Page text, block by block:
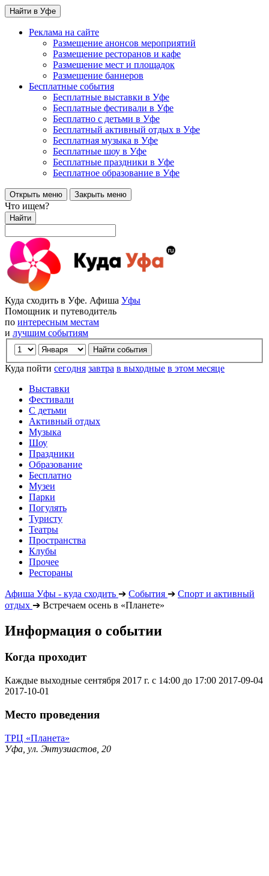
Найти в Уфе
Реклама на сайте
Размещение анонсов мероприятий
Размещение ресторанов и кафе
Размещение мест и площадок
Размещение баннеров
Бесплатные события
Бесплатные выставки в Уфе
Бесплатные фестивали в Уфе
Бесплатно с детьми в Уфе
Бесплатный активный отдых в Уфе
Бесплатная музыка в Уфе
Бесплатные шоу в Уфе
Бесплатные праздники в Уфе
Бесплатное образование в Уфе
Открыть меню Закрыть меню
Что ищем?
Найти
Куда сходить в Уфе. Афиша Уфы
Помощник и путеводитель
по интересным местам
и лучшим событиям
Куда пойти сегодня завтра в выходные в этом месяце
Выставки
Фестивали
С детьми
Активный отдых
Музыка
Шоу
Праздники
Образование
Бесплатно
Музеи
Парки
Погулять
Туристу
Театры
Пространства
Клубы
Прочее
Рестораны
Афиша Уфы - куда сходить ➔ События ➔ Спорт и активный
отдых ➔ Встречаем осень в «Планете»
Информация о событии
Когда проходит
Каждые выходные сентября 2017 г. с 14:00 до 17:00 2017-09-04
2017-10-01
Место проведения
ТРЦ «Планета»
Уфа, ул. Энтузиастов, 20